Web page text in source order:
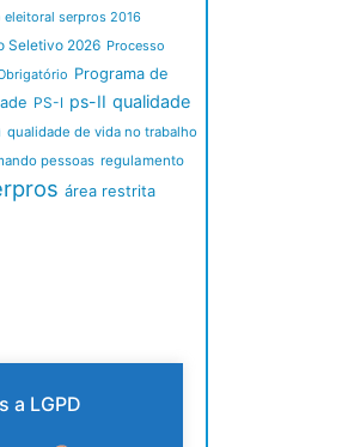
eleitoral serpros 2016
Seletivo 2026 Processo
Programa de
PS-I ps-II qualidade
qualidade de vida no trabalho
pessoas regulamento
área restrita
a LGPD